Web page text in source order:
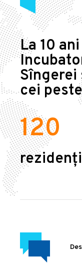
La 10
Sîngerei
cei peste
120
rezidenți